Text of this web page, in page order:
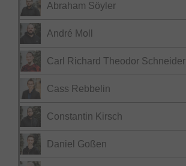
Abraham Söyler
André Moll
Carl Richard Theodor Schneider
Cass Rebbelin
Constantin Kirsch
Daniel Goßen